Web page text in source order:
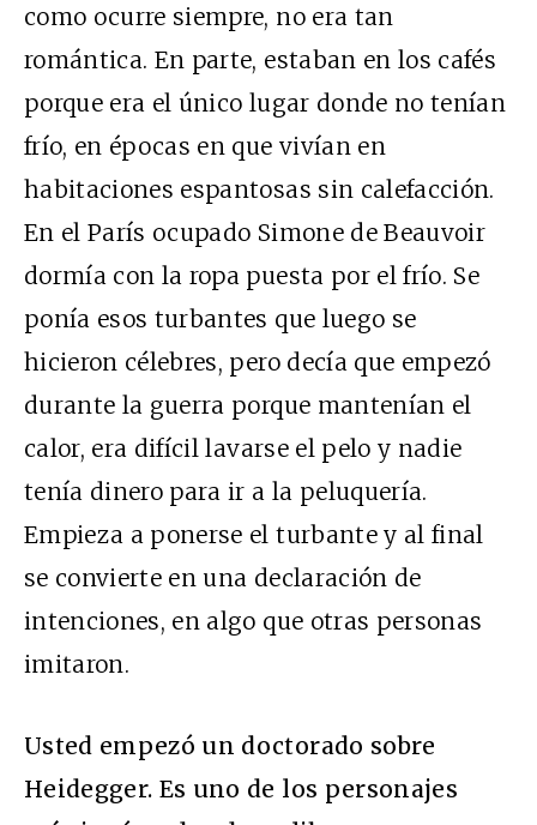
como ocurre siempre, no era tan
romántica. En parte, estaban en los cafés
porque era el único lugar donde no tenían
frío, en épocas en que vivían en
habitaciones espantosas sin calefacción.
En el París ocupado Simone de Beauvoir
dormía con la ropa puesta por el frío. Se
ponía esos turbantes que luego se
hicieron célebres, pero decía que empezó
durante la guerra porque mantenían el
calor, era difícil lavarse el pelo y nadie
tenía dinero para ir a la peluquería.
Empieza a ponerse el turbante y al final
se convierte en una declaración de
intenciones, en algo que otras personas
imitaron.
Usted empezó un doctorado sobre
Heidegger. Es uno de los personajes